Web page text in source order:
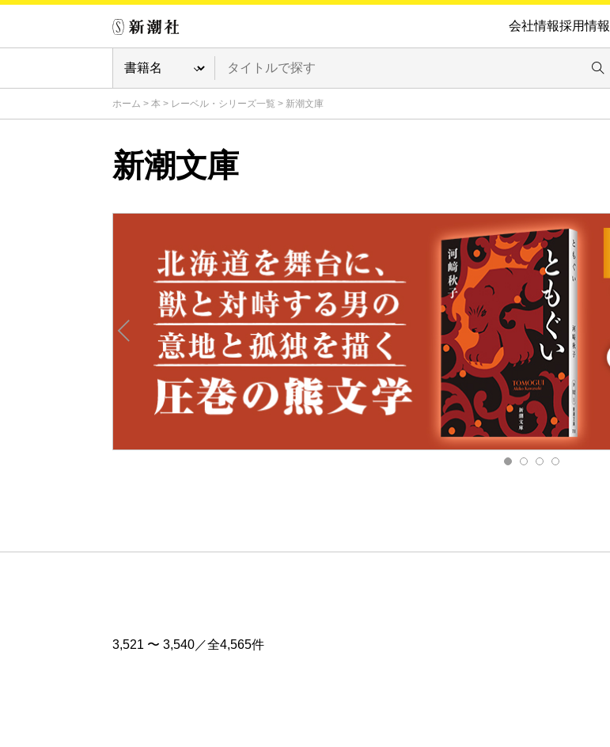
会社情報採用情報
ホーム > 本 > レーベル・シリーズ一覧 > 新潮文庫
新潮文庫
3,521 〜 3,540／全4,565件